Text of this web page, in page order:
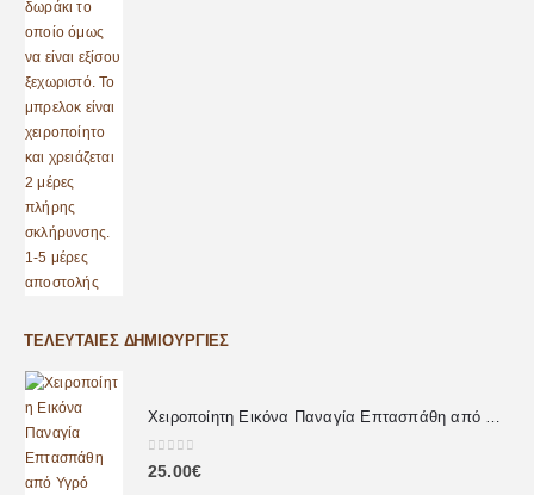
ΤΕΛΕΥΤΑΊΕΣ ΔΗΜΙΟΥΡΓΊΕΣ
Χειροποίητη Εικόνα Παναγία Επτασπάθη από Υγρό Γυαλί
0out of 5
25.00€